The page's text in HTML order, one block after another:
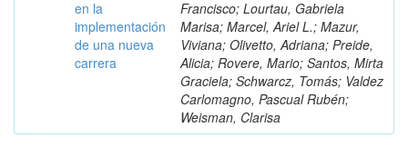
en la
implementación
de una nueva
carrera
Francisco; Lourtau, Gabriela
Marisa; Marcel, Ariel L.; Mazur,
Viviana; Olivetto, Adriana; Preide,
Alicia; Rovere, Mario; Santos, Mirta
Graciela; Schwarcz, Tomás; Valdez
Carlomagno, Pascual Rubén;
Weisman, Clarisa